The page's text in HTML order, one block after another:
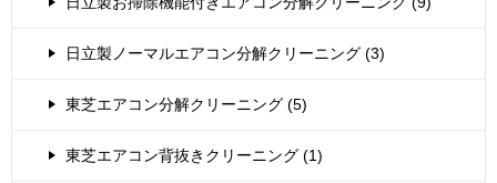
日立製ノーマルエアコン分解クリーニング (3)
東芝エアコン分解クリーニング (5)
東芝エアコン背抜きクリーニング (1)